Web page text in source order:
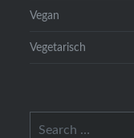
Vegan
Vegetarisch